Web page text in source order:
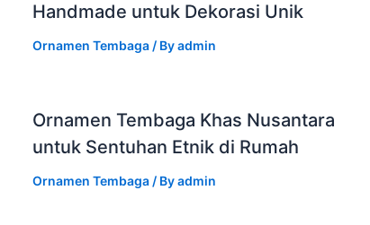
Handmade untuk Dekorasi Unik
Ornamen Tembaga / Byadmin
Ornamen Tembaga Khas Nusantara
untuk Sentuhan Etnik di Rumah
Ornamen Tembaga / Byadmin